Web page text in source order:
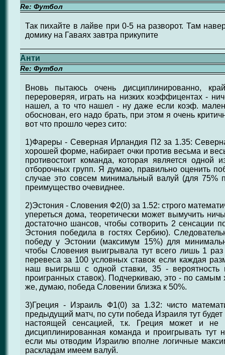
Re: Футбол
Так пихайте в лайве при 0-5 на разворот. Там
домику на Гаваях завтра прикупите
Анти
Re: Футбол
Вновь пытаюсь очень дисциплинированно,
перероверяя, играть на низких коэффицентах -
нашел, а то что нашел - ну даже если коэф.
обоснован, его надо брать, при этом я очень
вот что прошло через сито:
1)Фареры - Северная Ирландия П2 за 1.35:
хорошей форме, набирает очки против весьма и
противостоит команда, которая является
отборочных групп. Я думаю, правильно оценить
случае это совсем минимальный валуй (для 75%
преимущество очевиднее.
2)Эстония - Словения Ф2(0) за 1.52: строго
упереться дома, теоретически может вымучить
достаточно шансов, чтобы сотворить 2 сенсации
Эстония победила в гостях Сербию).
победу у Эстонии (максимум 15%) для
чтобы Словения выигрывала тут всего лишь 1
перевеса за 100 условных ставок если каждая
наш выигрыш с одной ставки, 35 -
проигранных ставок). Подчеркиваю, это - по
же, думаю, победа Словении близка к 50%.
3)Греция - Израиль Ф1(0) за 1.32: чисто
предыдущий матч, по сути победа Израиля тут будет
настоящей сенсацией, т.к. Греция может и
дисциплинированная команда и проигрывать тут
если мы отводим Израилю вполне логичные
раскладам имеем валуй.